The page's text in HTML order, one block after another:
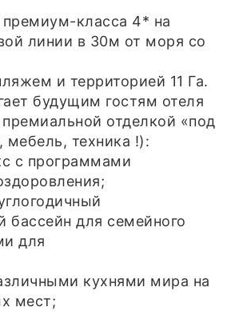
премиум-класса 4* на
линии в 30м от моря со
и территорией 11 Га.
будущим гостям отеля
отделкой «под
мебель, техника !):
с программами
бассейн для семейного
для
кухнями мира на
мест;